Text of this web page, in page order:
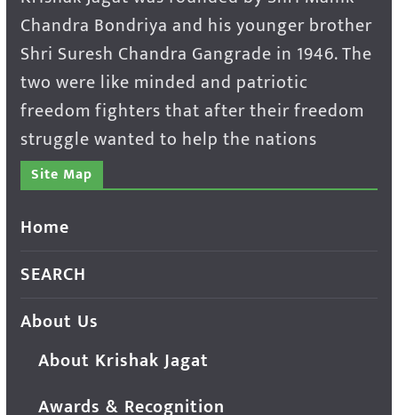
Chandra Bondriya and his younger brother
Shri Suresh Chandra Gangrade in 1946. The
two were like minded and patriotic
freedom fighters that after their freedom
struggle wanted to help the nations
Site Map
Home
SEARCH
About Us
About Krishak Jagat
Awards & Recognition